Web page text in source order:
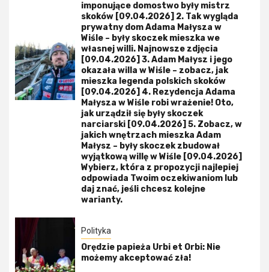
imponujące domostwo były mistrz
skoków [09.04.2026] 2. Tak wygląda
prywatny dom Adama Małysza w
Wiśle – były skoczek mieszka we
własnej willi. Najnowsze zdjęcia
[09.04.2026] 3. Adam Małysz i jego
okazała willa w Wiśle – zobacz, jak
mieszka legenda polskich skoków
[09.04.2026] 4. Rezydencja Adama
Małysza w Wiśle robi wrażenie! Oto,
jak urządził się były skoczek
narciarski [09.04.2026] 5. Zobacz, w
jakich wnętrzach mieszka Adam
Małysz – były skoczek zbudował
wyjątkową willę w Wiśle [09.04.2026]
Wybierz, która z propozycji najlepiej
odpowiada Twoim oczekiwaniom lub
daj znać, jeśli chcesz kolejne
warianty.
Polityka
Orędzie papieża Urbi et Orbi: Nie
możemy akceptować zła!